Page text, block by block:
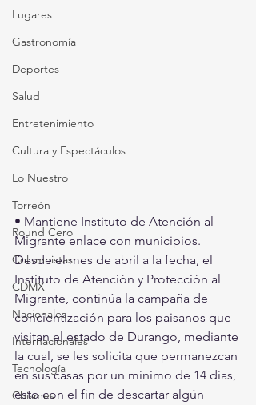
Lugares
Gastronomía
Deportes
Salud
Entretenimiento
Cultura y Espectáculos
Lo Nuestro
Torreón
Round Cero
Columnistas
CDMX
Nacionales
Internacionales
Tecnología
Chismes
• Mantiene Instituto de Atención al
Migrante enlace con municipios.
Desde el mes de abril a la fecha, el
Instituto de Atención y Protección al
Migrante, continúa la campaña de
concientización para los paisanos que
visitan el estado de Durango, mediante
la cual, se les solicita que permanezcan
en sus casas por un mínimo de 14 días,
esto con el fin de descartar algún